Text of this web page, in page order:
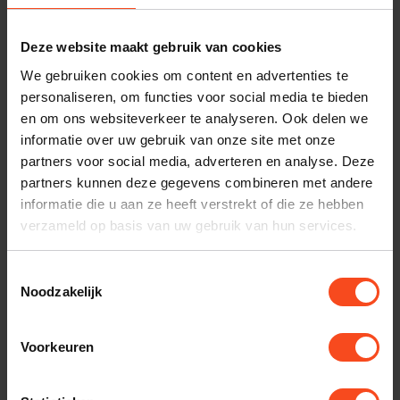
Deze website maakt gebruik van cookies
We gebruiken cookies om content en advertenties te
personaliseren, om functies voor social media te bieden
en om ons websiteverkeer te analyseren. Ook delen we
informatie over uw gebruik van onze site met onze
partners voor social media, adverteren en analyse. Deze
partners kunnen deze gegevens combineren met andere
informatie die u aan ze heeft verstrekt of die ze hebben
verzameld op basis van uw gebruik van hun services.
Noodzakelijk
Voorkeuren
nodig bij je bestelling? Neem contact op met onze
klantenservice.
Interesse in product
Maak een luisterafspraak
Productomschrijving
Reviews
Specificaties